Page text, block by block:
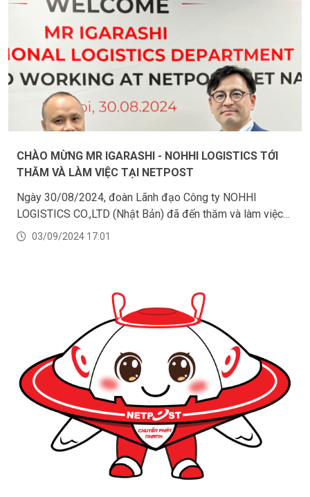
CHÀO MỪNG MR IGARASHI - NOHHI LOGISTICS TỚI
THĂM VÀ LÀM VIỆC TẠI NETPOST
Ngày 30/08/2024, đoàn Lãnh đạo Công ty NOHHI
LOGISTICS CO.,LTD (Nhật Bản) đã đến thăm và làm việc
tại NETPOST tại Hà Nội.
03/09/2024 17:01